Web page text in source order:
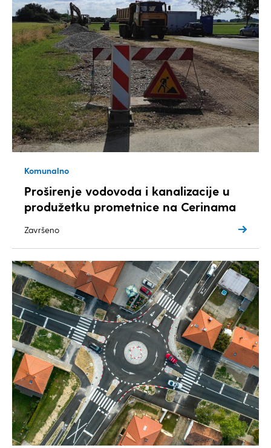
Komunalno
Proširenje vodovoda i kanalizacije u
produžetku prometnice na Cerinama
Završeno